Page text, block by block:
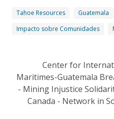
Tahoe Resources Guatemala
Impacto sobre Comunidades
Center for
Maritimes-Guatemala
- Mining Injustice
Canada - Network in